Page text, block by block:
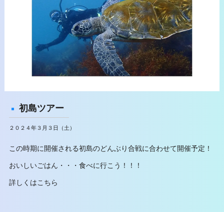
初島ツアー
２０２４年３月３日（土）
この時期に開催される初島のどんぶり合戦に合わせて開催予定！
おいしいごはん・・・食べに行こう！！！
詳しくはこちら